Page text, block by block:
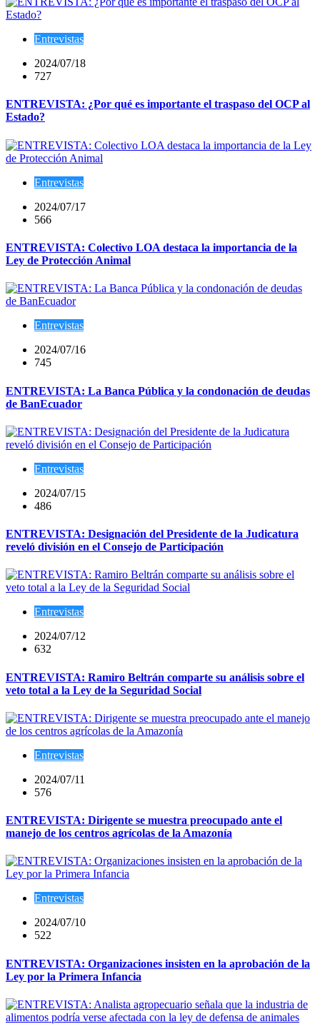
Entrevistas
2024/07/18
727
ENTREVISTA: ¿Por qué es importante el traspaso del OCP al
Estado?
Entrevistas
2024/07/17
566
ENTREVISTA: Colectivo LOA destaca la importancia de la
Ley de Protección Animal
Entrevistas
2024/07/16
745
ENTREVISTA: La Banca Pública y la condonación de deudas
de BanEcuador
Entrevistas
2024/07/15
486
ENTREVISTA: Designación del Presidente de la Judicatura
reveló división en el Consejo de Participación
Entrevistas
2024/07/12
632
ENTREVISTA: Ramiro Beltrán comparte su análisis sobre el
veto total a la Ley de la Seguridad Social
Entrevistas
2024/07/11
576
ENTREVISTA: Dirigente se muestra preocupado ante el
manejo de los centros agrícolas de la Amazonía
Entrevistas
2024/07/10
522
ENTREVISTA: Organizaciones insisten en la aprobación de la
Ley por la Primera Infancia